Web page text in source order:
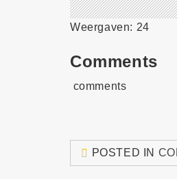
Weergaven: 24
Comments
comments
POSTED IN